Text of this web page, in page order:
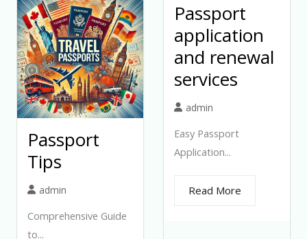
Passport
Tips
admin
Comprehensive Guide
to...
Passport
application
and renewal
services
admin
Easy Passport
Application...
Read More